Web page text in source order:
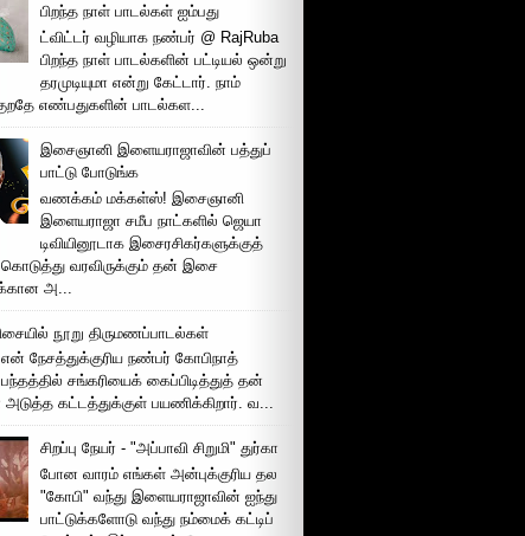
பிறந்த நாள் பாடல்கள் ஐம்பது
ட்விட்டர் வழியாக நண்பர் @ RajRuba
பிறந்த நாள் பாடல்களின் பட்டியல் ஒன்று
தரமுடியுமா என்று கேட்டார். நாம்
எண்பதுகளின் பாடல்கள...
இசைஞானி இளையராஜாவின் பத்துப்
பாட்டு போடுங்க
வணக்கம் மக்கள்ஸ்! இசைஞானி
இளையராஜா சமீப நாட்களில் ஜெயா
டிவியினூடாக இசைரசிகர்களுக்குத்
வரவிருக்கும் தன் இசை
அ...
நூறு திருமணப்பாடல்கள்
நேசத்துக்குரிய நண்பர் கோபிநாத்
சங்கரியைக் கைப்பிடித்துத் தன்
கட்டத்துக்குள் பயணிக்கிறார். வ...
சிறப்பு நேயர் - "அப்பாவி சிறுமி" துர்கா
போன வாரம் எங்கள் அன்புக்குரிய தல
"கோபி" வந்து இளையராஜாவின் ஐந்து
பாட்டுக்களோடு வந்து நம்மைக் கட்டிப்